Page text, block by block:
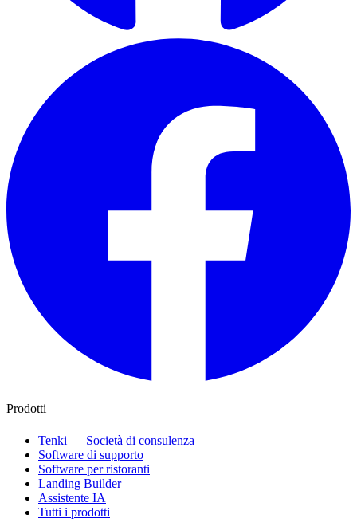
Prodotti
Tenki — Società di consulenza
Software di supporto
Software per ristoranti
Landing Builder
Assistente IA
Tutti i prodotti